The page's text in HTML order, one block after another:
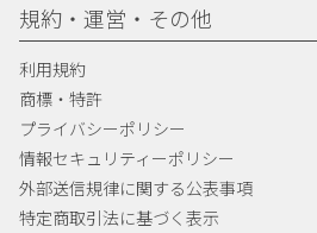
規約・運営・その他
利用規約
商標・特許
プライバシーポリシー
情報セキュリティーポリシー
外部送信規律に関する公表事項
特定商取引法に基づく表示